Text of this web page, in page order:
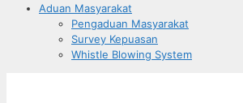
Aduan Masyarakat
Pengaduan Masyarakat
Survey Kepuasan
Whistle Blowing System